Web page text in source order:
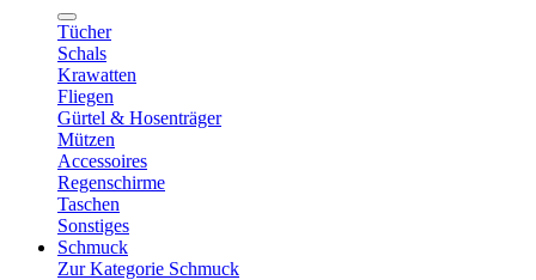
Tücher
Schals
Krawatten
Fliegen
Gürtel & Hosenträger
Mützen
Accessoires
Regenschirme
Taschen
Sonstiges
Schmuck
Zur Kategorie Schmuck